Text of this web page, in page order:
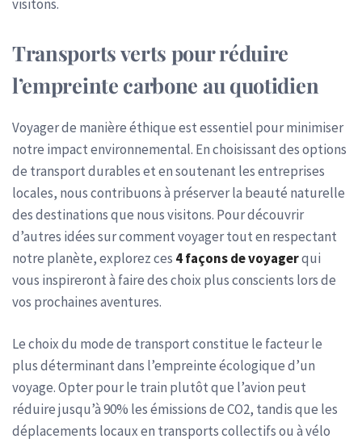
visitons.
Transports verts pour réduire
l’empreinte carbone au quotidien
Voyager de manière éthique est essentiel pour minimiser
notre impact environnemental. En choisissant des options
de transport durables et en soutenant les entreprises
locales, nous contribuons à préserver la beauté naturelle
des destinations que nous visitons. Pour découvrir
d’autres idées sur comment voyager tout en respectant
notre planète, explorez ces 4 façons de voyagerqui
vous inspireront à faire des choix plus conscients lors de
vos prochaines aventures.
Le choix du mode de transport constitue le facteur le
plus déterminant dans l’empreinte écologique d’un
voyage. Opter pour le train plutôt que l’avion peut
réduire jusqu’à 90% les émissions de CO2, tandis que les
déplacements locaux en transports collectifs ou à vélo